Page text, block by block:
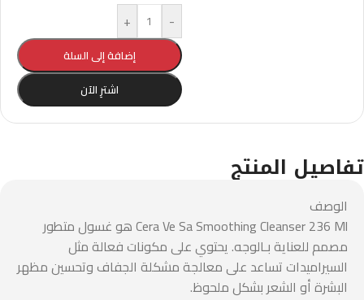
-
+
إضافة إلى السلة
اشترِ الآن
تفاصيل المنتج
الوصف
Cera Ve Sa Smoothing Cleanser 236 Ml هو غسول متطور
مصمم للعناية بـالوجه. يحتوي على مكونات فعالة مثل
السيراميدات تساعد على معالجة مشكلة الجفاف وتحسين مظهر
البشرة أو الشعر بشكل ملحوظ.